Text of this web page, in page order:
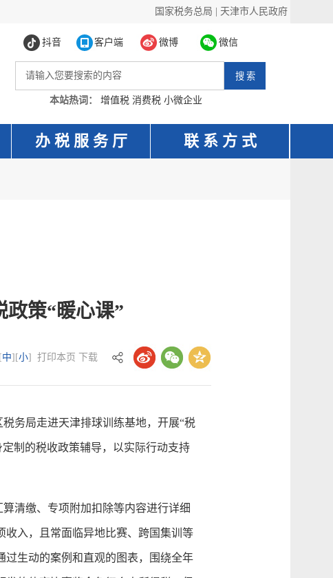
国家税务总局 天津市人民政府
抖音 客户端 微博 微信
本站热词： 增值税 消费税 小微企业
办 税 服 务 厅 联 系 方 式
策“暖心课”
中][小] 打印本页 下载
务局走进天津排球训练基地，开展“税
制的税收政策辅导，以实际行动支持
清缴、专项附加扣除等内容进行详细
入，且常面临异地比赛、跨国集训等
生动的案例和直观的图表，围绕全年